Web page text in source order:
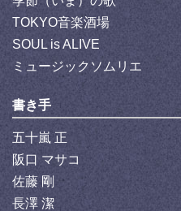
TOKYO音楽酒場
SOUL is ALIVE
ミュージックソムリエ
書き手
五十嵐 正
阪口 マサコ
佐藤 剛
長澤 潔